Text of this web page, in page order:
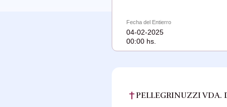
Fecha del Entierro
04-02-2025
00:00 hs.
PELLEGRINUZZI VDA.